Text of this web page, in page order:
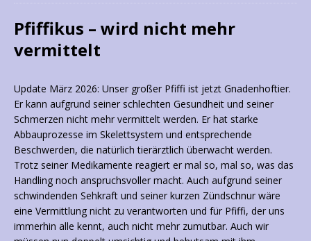
Pfiffikus – wird nicht mehr
vermittelt
Update März 2026: Unser großer Pfiffi ist jetzt Gnadenhoftier.
Er kann aufgrund seiner schlechten Gesundheit und seiner
Schmerzen nicht mehr vermittelt werden. Er hat starke
Abbauprozesse im Skelettsystem und entsprechende
Beschwerden, die natürlich tierärztlich überwacht werden.
Trotz seiner Medikamente reagiert er mal so, mal so, was das
Handling noch anspruchsvoller macht. Auch aufgrund seiner
schwindenden Sehkraft und seiner kurzen Zündschnur wäre
eine Vermittlung nicht zu verantworten und für Pfiffi, der uns
immerhin alle kennt, auch nicht mehr zumutbar. Auch wir